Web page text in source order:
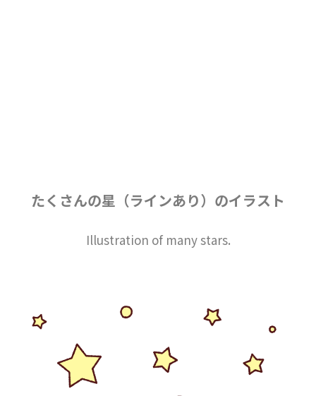
たくさんの星（ラインあり）のイラスト
Illustration of many stars.